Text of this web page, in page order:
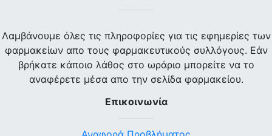
Λαμβάνουμε όλες τις πληροφορίες για τις εφημερίες των
φαρμακείων απο τους φαρμακευτικούς συλλόγους. Εάν
βρήκατε κάποιο λάθος στο ωράριο μπορείτε να το
αναφέρετε μέσα απο την σελίδα φαρμακείου.
Επικοινωνία